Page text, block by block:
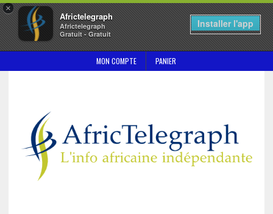
×
Africtelegraph
Africtelegraph
Gratuit - Gratuit
Installer l'app
MON COMPTE PANIER